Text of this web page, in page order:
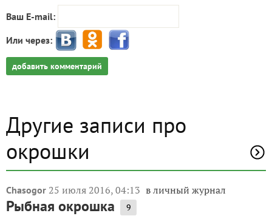
Ваш E-mail:
Или через:
добавить комментарий
Другие записи про
окрошки
Chasogor 25 июля 2016, 04:13 в личный журнал
Рыбная окрошка 9